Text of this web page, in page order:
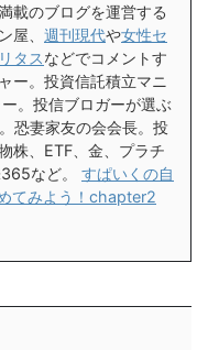
載のブログを運営する
屋、 週刊現代や女性セ
タスなどでコメントす
ー。投資信託積立マニ
。投信ブロガーが選ぶ
恐妻家友の会会長。投
株、ETF、金、プラチ
など。 すぱいくの自
てみよう！chapter2